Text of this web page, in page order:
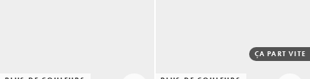
ÇA PART VITE